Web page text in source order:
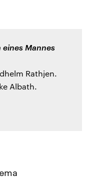
eines Mannes
Rathjen.
Albath.